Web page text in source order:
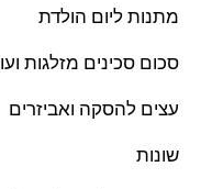
מתנות ליום הולדת
סכום סכינים מזלגות
עצים להסקה ואביזרים
שונות